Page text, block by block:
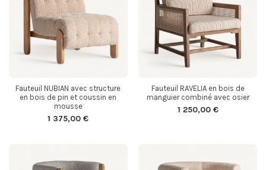
Fauteuil NUBIAN avec structure
en bois de pin et coussin en
mousse
1 375,00 €
Fauteuil RAVELIA en bois de
manguier combiné avec osier
1 250,00 €